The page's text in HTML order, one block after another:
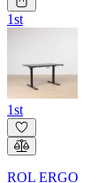
1st
1st
ROL ERGO